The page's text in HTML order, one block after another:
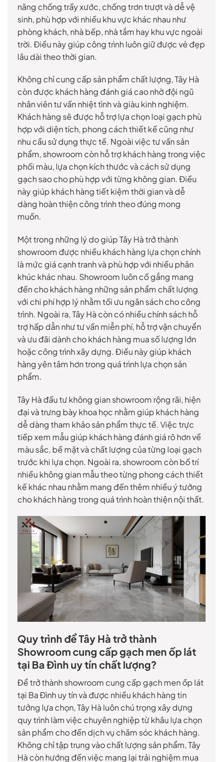
năng chống trầy xước, chống trơn trượt và dễ vệ
sinh, phù hợp với nhiều khu vực khác nhau như
phòng khách, nhà bếp, nhà tắm hay khu vực ngoài
trời. Điều này giúp công trình luôn giữ được vẻ đẹp
lâu dài theo thời gian.
Không chỉ cung cấp sản phẩm chất lượng, Tây Hà
còn được khách hàng đánh giá cao nhờ đội ngũ
nhân viên tư vấn nhiệt tình và giàu kinh nghiệm.
Khách hàng sẽ được hỗ trợ lựa chọn loại gạch phù
hợp với diện tích, phong cách thiết kế cũng như
nhu cầu sử dụng thực tế. Ngoài việc tư vấn sản
phẩm, showroom còn hỗ trợ khách hàng trong việc
phối màu, lựa chọn kích thước và cách sử dụng
gạch sao cho phù hợp với từng không gian. Điều
này giúp khách hàng tiết kiệm thời gian và dễ
dàng hoàn thiện công trình theo đúng mong
muốn.
Một trong những lý do giúp Tây Hà trở thành
showroom được nhiều khách hàng lựa chọn chính
là mức giá cạnh tranh và phù hợp với nhiều phân
khúc khác nhau. Showroom luôn cố gắng mang
đến cho khách hàng những sản phẩm chất lượng
với chi phí hợp lý nhằm tối ưu ngân sách cho công
trình. Ngoài ra, Tây Hà còn có nhiều chính sách hỗ
trợ hấp dẫn như tư vấn miễn phí, hỗ trợ vận chuyển
và ưu đãi dành cho khách hàng mua số lượng lớn
hoặc công trình xây dựng. Điều này giúp khách
hàng yên tâm hơn trong quá trình lựa chọn sản
phẩm.
Tây Hà đầu tư không gian showroom rộng rãi, hiện
đại và trưng bày khoa học nhằm giúp khách hàng
dễ dàng tham khảo sản phẩm thực tế. Việc trực
tiếp xem mẫu giúp khách hàng đánh giá rõ hơn về
màu sắc, bề mặt và chất lượng của từng loại gạch
trước khi lựa chọn. Ngoài ra, showroom còn bố trí
nhiều không gian mẫu theo từng phong cách thiết
kế khác nhau nhằm mang đến thêm nhiều ý tưởng
cho khách hàng trong quá trình hoàn thiện nội thất.
Quy trình để Tây Hà trở thành
Showroom cung cấp gạch men ốp lát
tại Ba Đình uy tín chất lượng?
Để trở thành showroom cung cấp gạch men ốp lát
tại Ba Đình uy tín và được nhiều khách hàng tin
tưởng lựa chọn, Tây Hà luôn chú trọng xây dựng
quy trình làm việc chuyên nghiệp từ khâu lựa chọn
sản phẩm cho đến dịch vụ chăm sóc khách hàng.
Không chỉ tập trung vào chất lượng sản phẩm, Tây
Hà còn hướng đến việc mang lại trải nghiệm mua